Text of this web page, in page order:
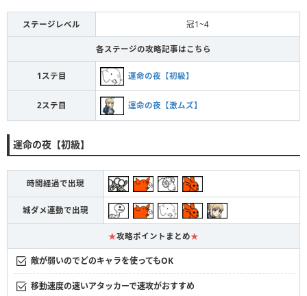
ステージレベル 冠1~4
各ステージの攻略記事はこちら
1ステ目 運命の夜【初級】
2ステ目 運命の夜【激ムズ】
運命の夜【初級】
時間経過で出現
城ダメ連動で出現
★攻略ポイントまとめ★
敵が弱いのでどのキャラを使ってもOK
移動速度の速いアタッカーで速攻がおすすめ